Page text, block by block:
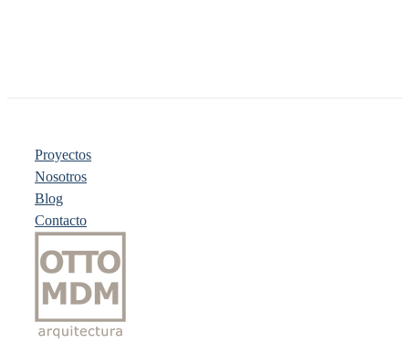
Proyectos
Nosotros
Blog
Contacto